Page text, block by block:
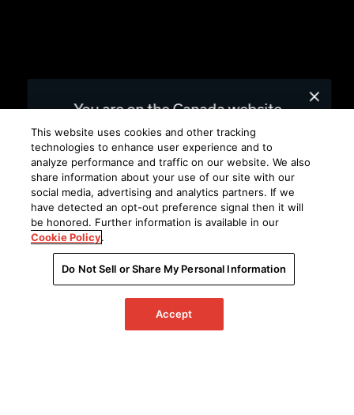
You are on the Canada website.
We recommendUnited States
Choose a different website.
CANADA UNITED STATES
This website uses cookies and other tracking
technologies to enhance user experience and to
analyze performance and traffic on our website. We also
share information about your use of our site with our
social media, advertising and analytics partners. If we
have detected an opt-out preference signal then it will
be honored. Further information is available in our
Cookie Policy.
Do Not Sell or Share My Personal Information
Accept